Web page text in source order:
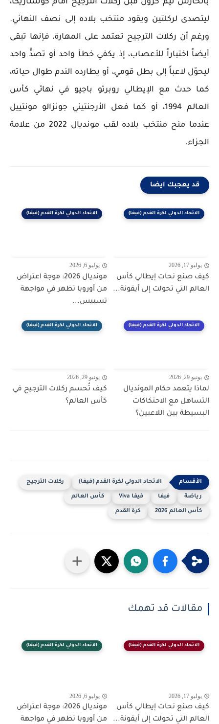
بالحارس تيم كرول قبل ركلات الترجيح أمام كوستاريكا،
ليتصدى لركلتين ويقود منتخب بلاده إلى نصف النهائي.
ورغم أن ركلات الترجيح تعتمد على المهارة، فإنها تبقى
أيضاً اختباراً للأعصاب، إذ يكفي خطأ واحد أو تصدٍّ واحد
ليحوّل لاعباً إلى بطل قومي، أو يطارده الندم طوال حياته،
كما حدث مع الإيطالي روبرتو باجيو في نهائي كأس
العالم 1994، أو كما فعل الأرجنتيني جونزالو مونتييل
عندما منح منتخب بلاده لقب مونديال 2022 من علامة
الجزاء.
قد يعجبك ايضا
الاتحاد الدولي لكرة القدم (فيفا)
يوليو 17, 2026
كيف صنع نحات إيطالي كأس
العالم التي تحولت إلى أيقونة...
الاتحاد الدولي لكرة القدم (فيفا)
يوليو 6, 2026
مونديال 2026: موجة اعتراض
من أوروبا تظهر في مواجهة
تسييس...
الاتحاد الدولي لكرة القدم (فيفا)
يونيو 29, 2026
لماذا يتعمد حكام المونديال
التساهل مع الاحتكاكات
البسيطة بين اللاعبين؟
الاتحاد الدولي لكرة القدم (فيفا)
يونيو 29, 2026
كيف تُحسم ركلات الترجيح في
كأس العالم؟
الاتحاد الدولي لكرة القدم (فيفا) ركلات الترجيح
رياضة فيفا فيفا Viva كأس العالم
كأس العالم 2026 كرة القدم
مقالات قد تهمك
الاتحاد الدولي لكرة القدم (فيفا)
يوليو 17, 2026
كيف صنع نحات إيطالي كأس
العالم التي تحولت إلى أيقونة...
الاتحاد الدولي لكرة القدم (فيفا)
يوليو 6, 2026
مونديال 2026: موجة اعتراض
من أوروبا تظهر في مواجهة